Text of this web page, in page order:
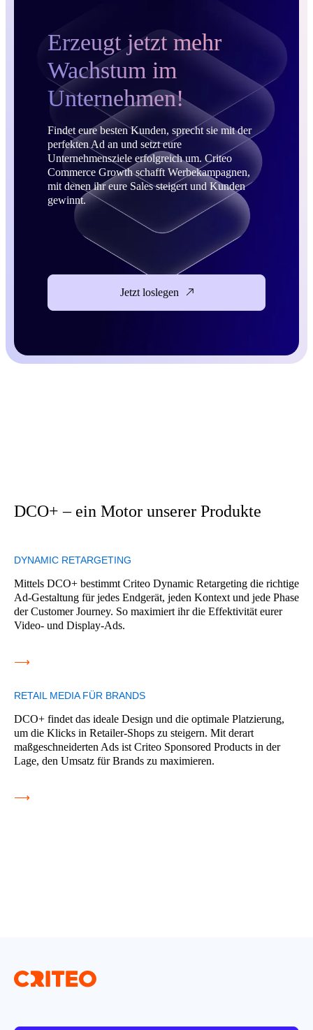
Erzeugt jetzt mehr
Wachstum im
Unternehmen!
Findet eure besten Kunden, sprecht sie mit der
perfekten Ad an und setzt eure
Unternehmensziele erfolgreich um. Criteo
Commerce Growth schafft Werbekampagnen,
mit denen ihr eure Sales steigert und Kunden
gewinnt.
Jetzt loslegen
DCO+ – ein Motor unserer Produkte
DYNAMIC RETARGETING
Mittels DCO+ bestimmt Criteo Dynamic Retargeting die richtige
Ad-Gestaltung für jedes Endgerät, jeden Kontext und jede Phase
der Customer Journey. So maximiert ihr die Effektivität eurer
Video- und Display-Ads.
⟶
RETAIL MEDIA FÜR BRANDS
DCO+ findet das ideale Design und die optimale Platzierung,
um die Klicks in Retailer-Shops zu steigern. Mit derart
maßgeschneiderten Ads ist Criteo Sponsored Products in der
Lage, den Umsatz für Brands zu maximieren.
⟶